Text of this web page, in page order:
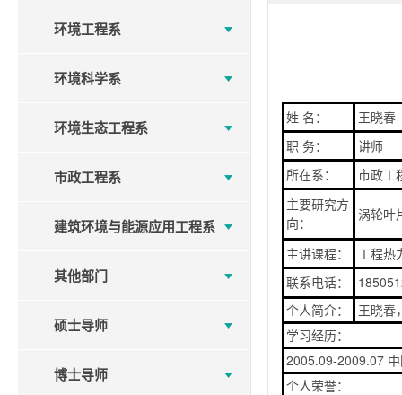
环境工程系
环境科学系
环境生态工程系
市政工程系
建筑环境与能源应用工程系
其他部门
硕士导师
博士导师
姓 名：
王晓春
职 务：
讲师
所在系：
市政工
主要研究方
向：
涡轮叶
主讲课程：
工程热
联系电话：
个人简介：
王晓春
学习经历：
2005.09-2009.07
个人荣誉：